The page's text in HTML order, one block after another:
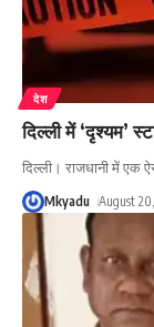
देश
दिल्ली में ‘दृश्यम’
दिल्ली। राजधानी में एक
Mkyadu August